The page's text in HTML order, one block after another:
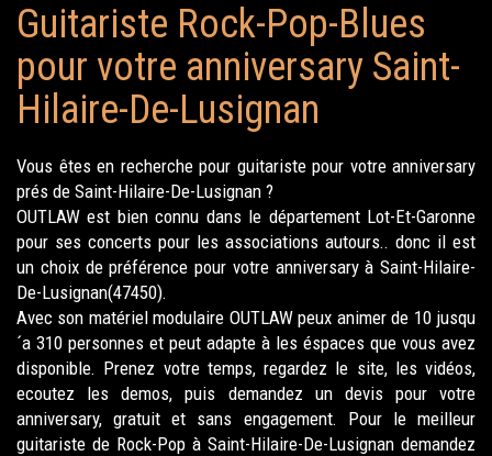
Guitariste Rock-Pop-Blues
pour votre anniversary Saint-
Hilaire-De-Lusignan
Vous êtes en recherche pour guitariste pour votre anniversary
prés de Saint-Hilaire-De-Lusignan ?
OUTLAW est bien connu dans le département Lot-Et-Garonne
pour ses concerts pour les associations autours.. donc il est
un choix de préférence pour votre anniversary à Saint-Hilaire-
De-Lusignan(47450).
Avec son matériel modulaire OUTLAW peux animer de 10 jusqu
´a 310 personnes et peut adapte à les éspaces que vous avez
disponible. Prenez votre temps, regardez le site, les vidéos,
ecoutez les demos, puis demandez un devis pour votre
anniversary, gratuit et sans engagement. Pour le meilleur
guitariste de Rock-Pop à Saint-Hilaire-De-Lusignan demandez